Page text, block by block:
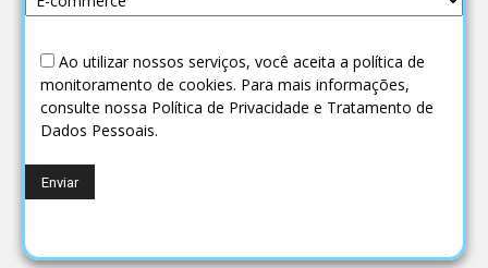
Ao utilizar nossos serviços, você aceita a política de
monitoramento de cookies. Para mais informações,
consulte nossa Política de Privacidade e Tratamento de
Dados Pessoais.